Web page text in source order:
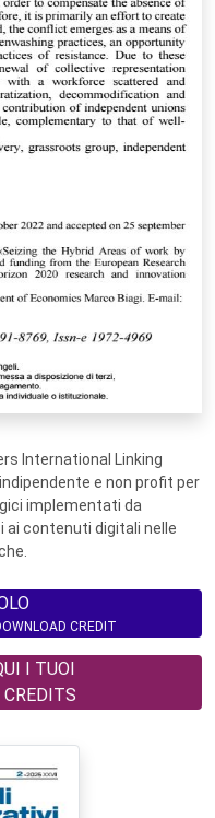
International Linking
e non profit per
implementati da
ai contenuti digitali nelle
CREDIT
I TUOI
CREDITS